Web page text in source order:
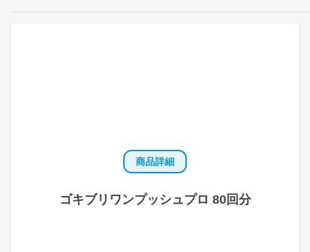
商品詳細
ゴキブリワンプッシュプロ 80回分